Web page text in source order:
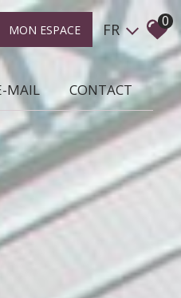
MON ESPACE FR 0
MAIL CONTACT